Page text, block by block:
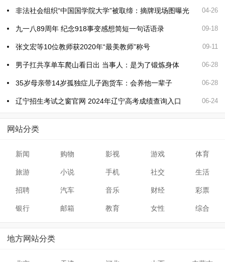
非法社会组织“中国国学院大学”被取缔：摘牌现场图曝光 04-26
九一八89周年 纪念918事变感想简短一句话语录 09-18
张文宏等10位教师获2020年“最美教师”称号 09-11
男子扛共享单车爬山看日出 当事人：是为了锻炼身体 06-28
35岁母亲带14岁孤独症儿子跑货车：会养他一辈子 06-28
辽宁招生考试之窗官网 2024年辽宁高考成绩查询入口 06-24
网站分类
新闻 购物 影视 游戏 体育
旅游 小说 手机 社交 生活
招聘 汽车 音乐 财经 彩票
银行 邮箱 教育 女性 综合
地方网站分类